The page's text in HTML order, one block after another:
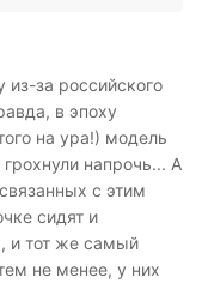
из-за российского
в эпоху
на ура!) модель
напрочь... А
с этим
сидят и
и тот же самый
не менее, у них